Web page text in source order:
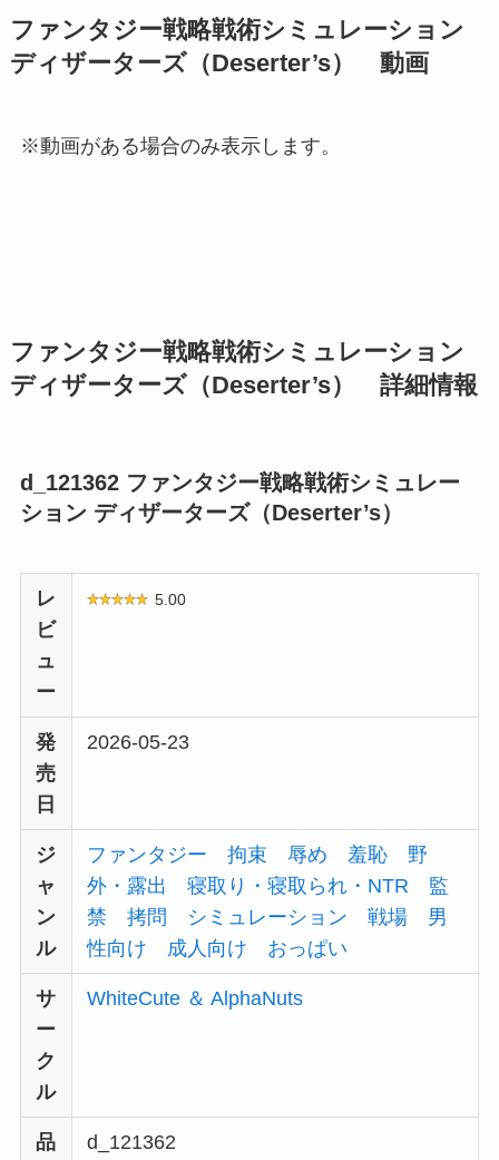
ファンタジー戦略戦術シミュレーション
ディザーターズ（Deserter’s） 動画
※動画がある場合のみ表示します。
ファンタジー戦略戦術シミュレーション
ディザーターズ（Deserter’s） 詳細情報
d_121362 ファンタジー戦略戦術シミュレー
ション ディザーターズ（Deserter’s）
レ
ビ
ュ
ー
5.00
発
売
日
2026-05-23
ジ
ャ
ン
ル
ファンタジー 拘束 辱め 羞恥
野
外・露出
寝取り・寝取られ・NTR
監
禁
拷問 シミュレーション 戦場
男
性向け
成人向け おっぱい
サ
ー
ク
ル
WhiteCute ＆ AlphaNuts
品
d_121362